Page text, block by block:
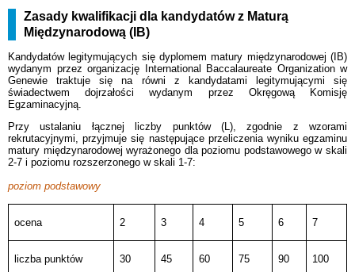
Zasady kwalifikacji dla kandydatów z Maturą
Międzynarodową (IB)
Kandydatów legitymujących się dyplomem matury międzynarodowej (IB)
wydanym przez organizację International Baccalaureate Organization w
Genewie traktuje się na równi z kandydatami legitymującymi się
świadectwem dojrzałości wydanym przez Okręgową Komisję
Egzaminacyjną.
Przy ustalaniu łącznej liczby punktów (L), zgodnie z wzorami
rekrutacyjnymi, przyjmuje się następujące przeliczenia wyniku egzaminu
matury międzynarodowej wyrażonego dla poziomu podstawowego w skali
2-7 i poziomu rozszerzonego w skali 1-7:
poziom podstawowy
ocena 2 3 4 5 6 7
liczba punktów 30 45 60 75 90 100